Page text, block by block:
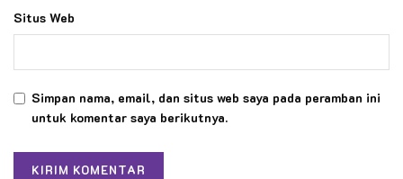
Situs Web
Simpan nama, email, dan situs web saya pada peramban ini
untuk komentar saya berikutnya.